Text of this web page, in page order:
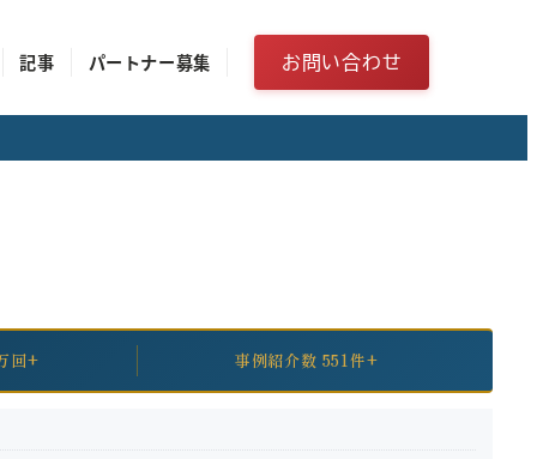
記事 パートナー募集 お問い合わせ
回+ 事例紹介数 551件+